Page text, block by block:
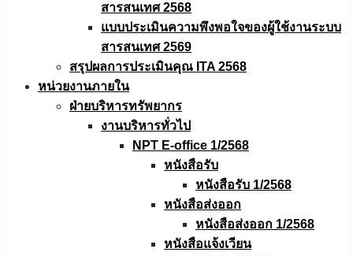
สารสนเทศ 2568
แบบประเมินความพึงพอใจของผู้ใช้งานระบบ
สารสนเทศ 2569
สรุปผลการประเมินคุณ ITA 2568
หน่วยงานภายใน
ฝ่ายบริหารทรัพยากร
งานบริหารทั่วไป
NPT E-office 1/2568
หนังสือรับ
หนังสือรับ 1/2568
หนังสือส่งออก
หนังสือส่งออก 1/2568
หนังสือแจ้งเวียน